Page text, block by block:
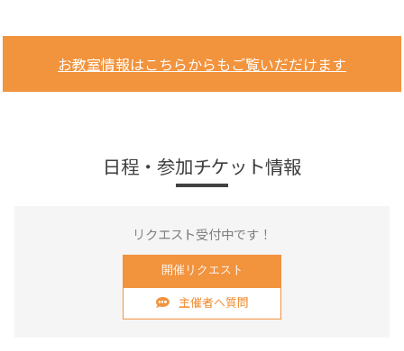
お教室情報はこちらからもご覧いだだけます
日程・参加チケット情報
リクエスト受付中です！
開催リクエスト
主催者へ質問